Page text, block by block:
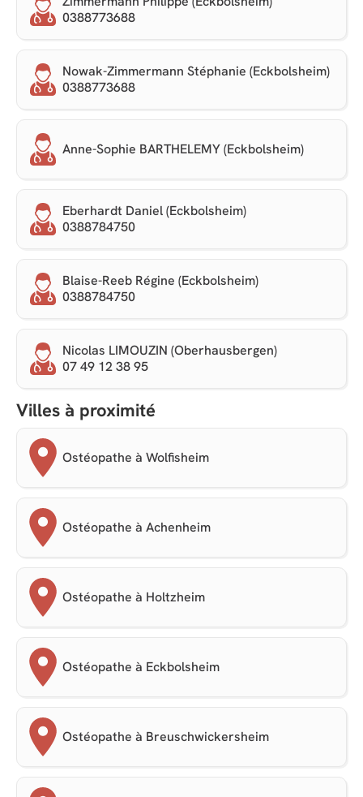
0388773688
Nowak-Zimmermann Stéphanie (Eckbolsheim)
0388773688
Anne-Sophie BARTHELEMY (Eckbolsheim)
Eberhardt Daniel (Eckbolsheim)
0388784750
Blaise-Reeb Régine (Eckbolsheim)
0388784750
Nicolas LIMOUZIN (Oberhausbergen)
07 49 12 38 95
Villes à proximité
Ostéopathe à Wolfisheim
Ostéopathe à Achenheim
Ostéopathe à Holtzheim
Ostéopathe à Eckbolsheim
Ostéopathe à Breuschwickersheim